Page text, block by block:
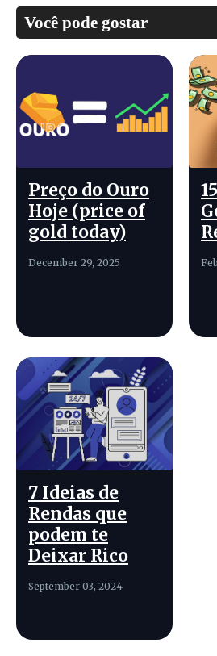
Você pode gostar
Preço do Ouro
Hoje (price of
gold today)
December 29, 2025
7 Ideias de
Rendas que
podem te
Deixar Rico
September 03, 2024